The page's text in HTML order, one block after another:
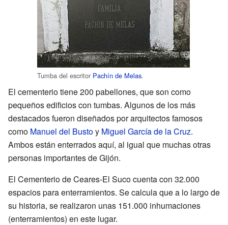
Tumba del escritor Pachín de Melas.
El cementerio tiene 200 pabellones, que son como
pequeños edificios con tumbas. Algunos de los más
destacados fueron diseñados por arquitectos famosos
como Manuel del Bustoy Miguel García de la Cruz.
Ambos están enterrados aquí, al igual que muchas otras
personas importantes de Gijón.
El Cementerio de Ceares-El Suco cuenta con 32.000
espacios para enterramientos. Se calcula que a lo largo de
su historia, se realizaron unas 151.000 inhumaciones
(enterramientos) en este lugar.